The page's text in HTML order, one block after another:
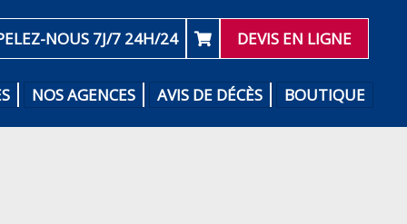
NOUS 7J/7 24H/24 DEVIS EN LIGNE
NOS AGENCES AVIS DE DÉCÈS BOUTIQUE